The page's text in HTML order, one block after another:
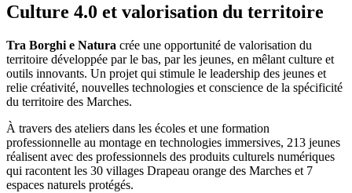
Culture 4.0 et valorisation du territoire
Tra Borghi e Natura crée une opportunité de valorisation du
territoire développée par le bas, par les jeunes, en mêlant culture et
outils innovants. Un projet qui stimule le leadership des jeunes et
relie créativité, nouvelles technologies et conscience de la spécificité
du territoire des Marches.
À travers des ateliers dans les écoles et une formation
professionnelle au montage en technologies immersives, 213 jeunes
réalisent avec des professionnels des produits culturels numériques
qui racontent les 30 villages Drapeau orange des Marches et 7
espaces naturels protégés.